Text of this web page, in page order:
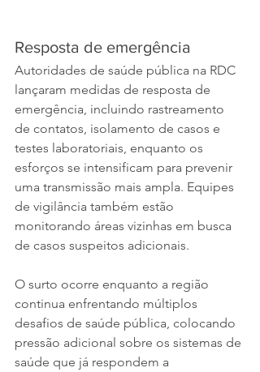
Resposta de emergência
Autoridades de saúde pública na RDC
lançaram medidas de resposta de
emergência, incluindo rastreamento
de contatos, isolamento de casos e
testes laboratoriais, enquanto os
esforços se intensificam para prevenir
uma transmissão mais ampla. Equipes
de vigilância também estão
monitorando áreas vizinhas em busca
de casos suspeitos adicionais.
O surto ocorre enquanto a região
continua enfrentando múltiplos
desafios de saúde pública, colocando
pressão adicional sobre os sistemas de
saúde que já respondem a